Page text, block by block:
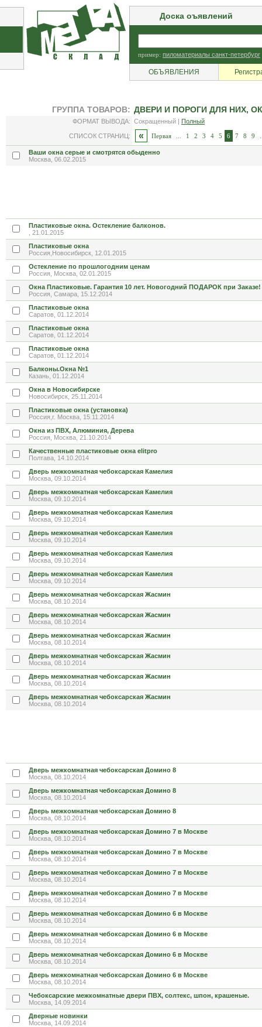
Доска оъявлений
пример: пиломатериалы санкт-петербург
ОБЪЯВЛЕНИЯ
ГРУППА ТОВАРОВ: ДВЕРИ И ПОРОГИ ДЛЯ НИХ,
ФОРМАТ ВЫВОДА: Сокращенный | Полный
СПИСОК СТРАНИЦ: « Первая 1 2 3 4 5 6 7 8 9
Ваши окна серые и смотрятся обыденно
Москва, 06.02.2015
Пластиковые окна. Остекление балконов.
, 21.01.2015
Пластиковые окна
Россия,Новосибирск, 12.01.2015
Остекление по прошлогодним ценам
Россия, Москва, 02.01.2015
Окна Пластиковые. Гарантия 10 лет. Новогодний ПОДАРОК при Заказе!
Россия, Самара, 15.12.2014
Пластиковые окна
Саратов, 01.12.2014
Пластиковые окна
Саратов, 01.12.2014
Пластиковые окна
Саратов, 01.12.2014
Балконы.Окна №1
Казань, 01.12.2014
Окна в Новосибирске
Новосибирск, 25.11.2014
Пластиковые окна (установка)
Россия,г. Москва, 15.11.2014
Окна из ПВХ, Алюминия, Дерева
Россия, Москва, 21.10.2014
Качественные пластиковые окна elitpro
Полтава, 14.10.2014
Дверь межкомнатная чебоксарская Камелия
Москва, 09.10.2014
Дверь межкомнатная чебоксарская Камелия
Москва, 09.10.2014
Дверь межкомнатная чебоксарская Камелия
Москва, 09.10.2014
Дверь межкомнатная чебоксарская Камелия
Москва, 09.10.2014
Дверь межкомнатная чебоксарская Камелия
Москва, 09.10.2014
Дверь межкомнатная чебоксарская Камелия
Москва, 09.10.2014
Дверь межкомнатная чебоксарская Жасмин
Москва, 08.10.2014
Дверь межкомнатная чебоксарская Жасмин
Москва, 08.10.2014
Дверь межкомнатная чебоксарская Жасмин
Москва, 08.10.2014
Дверь межкомнатная чебоксарская Жасмин
Москва, 08.10.2014
Дверь межкомнатная чебоксарская Жасмин
Москва, 08.10.2014
Дверь межкомнатная чебоксарская Жасмин
Москва, 08.10.2014
Дверь межкомнатная чебоксарская Домино 8
Москва, 08.10.2014
Дверь межкомнатная чебоксарская Домино 8
Москва, 08.10.2014
Дверь межкомнатная чебоксарская Домино 8
Москва, 08.10.2014
Дверь межкомнатная чебоксарская Домино 7 в Москве
Москва, 08.10.2014
Дверь межкомнатная чебоксарская Домино 7 в Москве
Москва, 08.10.2014
Дверь межкомнатная чебоксарская Домино 7 в Москве
Москва, 08.10.2014
Дверь межкомнатная чебоксарская Домино 7 в Москве
Москва, 08.10.2014
Дверь межкомнатная чебоксарская Домино 6 в Москве
Москва, 08.10.2014
Дверь межкомнатная чебоксарская Домино 6 в Москве
Москва, 08.10.2014
Дверь межкомнатная чебоксарская Домино 6 в Москве
Москва, 08.10.2014
Дверь межкомнатная чебоксарская Домино 6 в Москве
Москва, 08.10.2014
Чебоксарские межкомнатные двери ПВХ, солтекс, шпон, крашеные.
Москва, 14.09.2014
Дверные новинки
Москва, 14.09.2014